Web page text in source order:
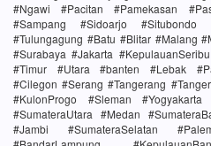
#Ngawi #Pacitan #Pamekasan
#Sampang #Sidoarjo #Situbondo
#Tulungagung #Batu #Blitar #Malang
#Surabaya #Jakarta
#Timur #Utara #banten #Lebak
#Cilegon #Serang #Tangerang
#KulonProgo #Sleman
#SumateraUtara #Medan
#Jambi #SumateraSelatan